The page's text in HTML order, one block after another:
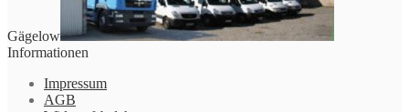
Gägelow
Informationen
Impressum
AGB